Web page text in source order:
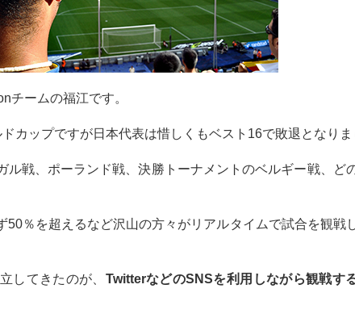
チームの福江です。
カップですが日本代表は惜しくもベスト16で敗退となりま
ル戦、ポーランド戦、決勝トーナメントのベルギー戦、ど
％を超えるなど沢山の方々がリアルタイムで試合を観戦
してきたのが、 TwitterなどのSNSを利用しながら観戦す